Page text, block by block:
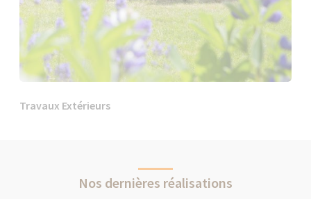
Travaux Extérieurs
Nos dernières réalisations